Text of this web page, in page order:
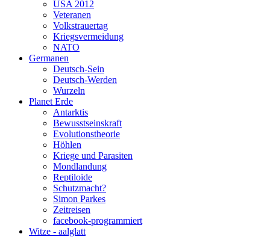
USA 2012
Veteranen
Volkstrauertag
Kriegsvermeidung
NATO
Germanen
Deutsch-Sein
Deutsch-Werden
Wurzeln
Planet Erde
Antarktis
Bewusstseinskraft
Evolutionstheorie
Höhlen
Kriege und Parasiten
Mondlandung
Reptiloide
Schutzmacht?
Simon Parkes
Zeitreisen
facebook-programmiert
Witze - aalglatt